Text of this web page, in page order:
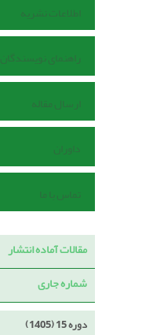
اطلاعات نشریه
راهنمای نویسندگان
ارسال مقاله
داوران
تماس با ما
مقالات آماده انتشار
شماره جاری
دوره 15 (1405)